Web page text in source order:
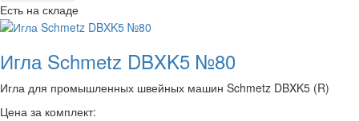
Есть на складе
Игла Schmetz DBXK5 №80
Игла для промышленных швейных машин Schmetz DBXK5 (R)
Цена за комплект: